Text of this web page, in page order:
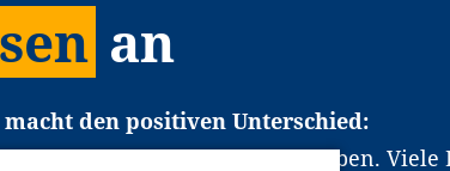
an
den positiven Unterschied:
einem erfolgreichen Berufsleben.